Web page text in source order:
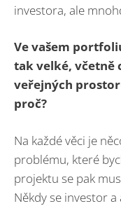
investora, ale
Ve vašem
tak velké, včetně
veřejných
proč?
Na každé věci je
problému, které
projektu se pak
Někdy se investor